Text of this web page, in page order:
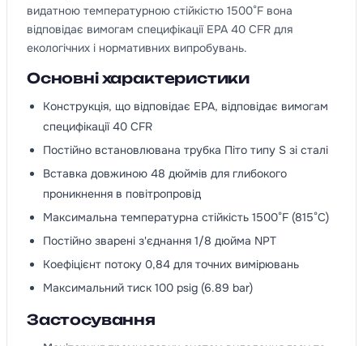
видатною температурною стійкістю 1500°F вона
відповідає вимогам специфікації EPA 40 CFR для
екологічних і нормативних випробувань.
Основні характеристики
Конструкція, що відповідає EPA, відповідає вимогам
специфікації 40 CFR
Постійно встановлювана трубка Піто типу S зі сталі
Вставка довжиною 48 дюймів для глибокого
проникнення в повітропровід
Максимальна температурна стійкість 1500°F (815°C)
Постійно зварені з'єднання 1/8 дюйма NPT
Коефіцієнт потоку 0,84 для точних вимірювань
Максимальний тиск 100 psig (6.89 bar)
Застосування